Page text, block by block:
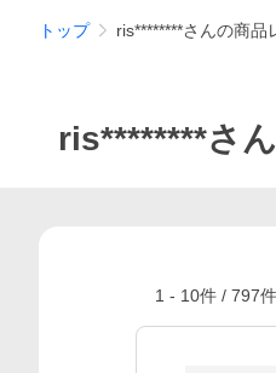
トップ ris********さんの商品
ris********さ
1 - 10件 / 797件